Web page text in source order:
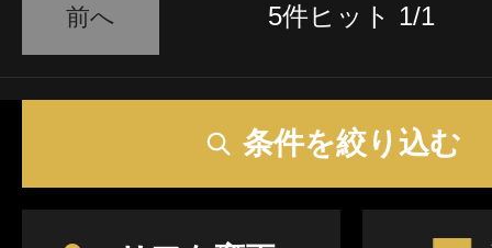
前へ 5件ヒット 1/1
条件を絞り込む